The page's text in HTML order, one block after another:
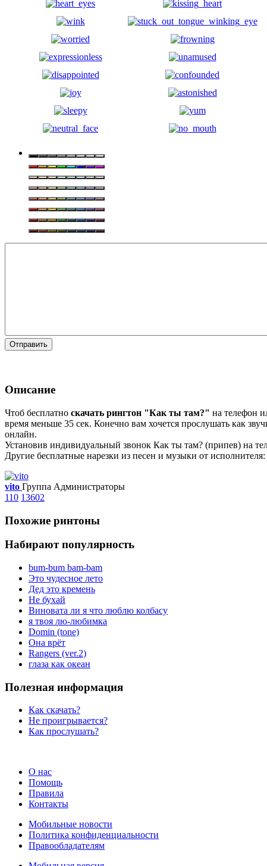
Отправить
Описание
Чтоб бесплатно скачать рингтон "Как ты там?" на телефон
время меньше 35 сек. Конечно вам хочется прослушать как
онлайн.
Установив индивидуальный звонок Как ты там? (припев) на
Другие бесплатные нарезки из песен и музыки от исполнителя:
vito Группа Администраторы
110 13602
Похожие ринтоны
Набирают популярность
bum-bum bam-bam
Это чудесное лето
Дед это кремень
Не бухай
Виновата ли я что люблю колбасу
я твоя лю-любимка
Domin (tone)
Она врёт
Rangers (ver.2)
глаза как океан
Полезная информация
Как скачать?
Не проигрывается?
Как прослушать?
О нас
Помощь
Правила
Контакты
Мобильные новости
Политика конфиденциальности
Правообладателям